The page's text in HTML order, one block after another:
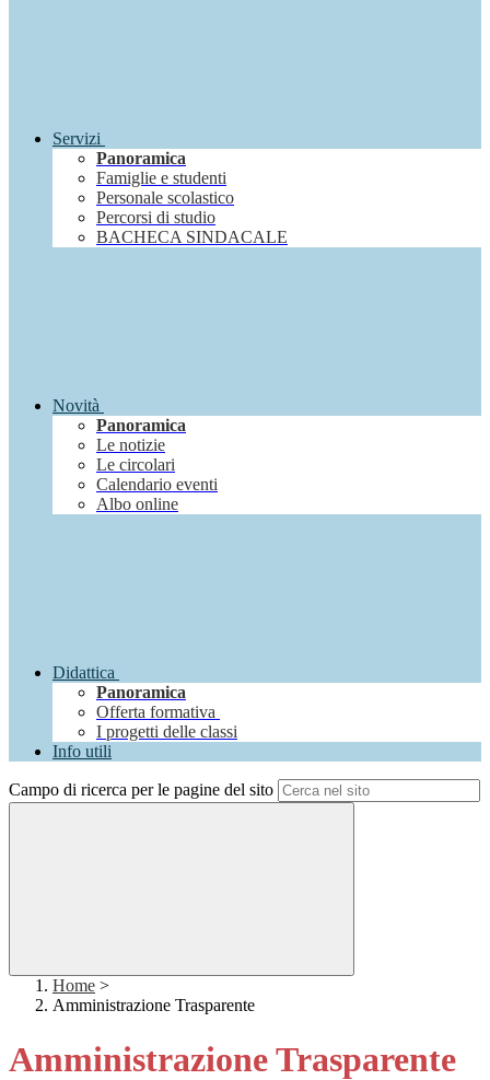
Servizi
Panoramica
Famiglie e studenti
Personale scolastico
Percorsi di studio
BACHECA SINDACALE
Novità
Panoramica
Le notizie
Le circolari
Calendario eventi
Albo online
Didattica
Panoramica
Offerta formativa
I progetti delle classi
Info utili
Campo di ricerca per le pagine del sito
Home >
Amministrazione Trasparente
Amministrazione Trasparente